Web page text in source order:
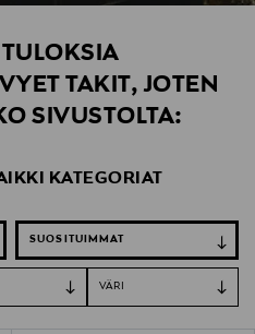
TAKIT, JOTEN
SIVUSTOLTA:
KATEGORIAT
VÄRI